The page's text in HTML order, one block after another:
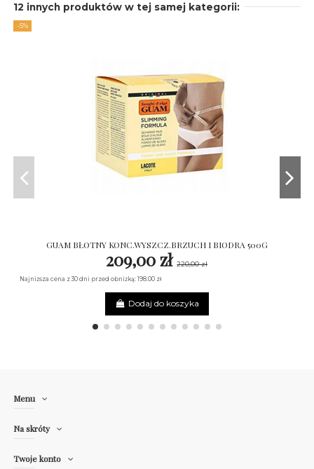
12 innych produktów w tej samej kategorii:
-5%
GUAM BŁOTNY KONC.WYSZCZ.BRZUCH I BIODRA 500G
209,00 zł220,00 zł
Najniższa cena z 30 dni przed obniżką: 198.00 zł
Dodaj do koszyka
Menu
Na skróty
Twoje konto